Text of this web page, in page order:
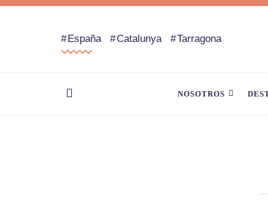
España Catalunya Tarragona
NOSOTROS